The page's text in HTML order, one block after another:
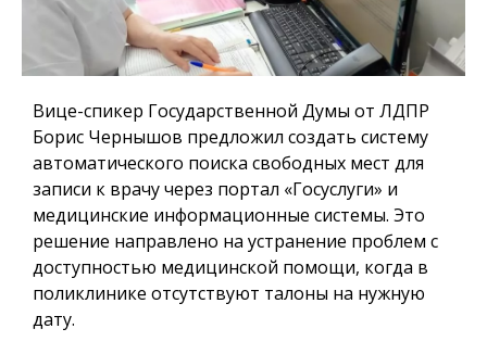
Вице-спикер Государственной Думы от ЛДПР
Борис Чернышов предложил создать систему
автоматического поиска свободных мест для
записи к врачу через портал «Госуслуги» и
медицинские информационные системы. Это
решение направлено на устранение проблем с
доступностью медицинской помощи, когда в
поликлинике отсутствуют талоны на нужную
дату.